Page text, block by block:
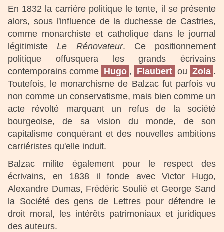
En 1832 la carrière politique le tente, il se présente
alors, sous l'influence de la duchesse de Castries,
comme monarchiste et catholique dans le journal
légitimisteLe Rénovateur. Ce positionnement
politique offusquera les grands écrivains
contemporains comme Hugo , Flaubert ou Zola .
Toutefois, le monarchisme de Balzac fut parfois vu
non comme un conservatisme, mais bien comme un
acte révolté marquant un refus de la société
bourgeoise, de sa vision du monde, de son
capitalisme conquérant et des nouvelles ambitions
carriéristes qu'elle induit.
Balzac milite également pour le respect des
écrivains, en 1838 il fonde avec Victor Hugo,
Alexandre Dumas, Frédéric Soulié et George Sand
la Société des gens de Lettres pour défendre le
droit moral, les intérêts patrimoniaux et juridiques
des auteurs.